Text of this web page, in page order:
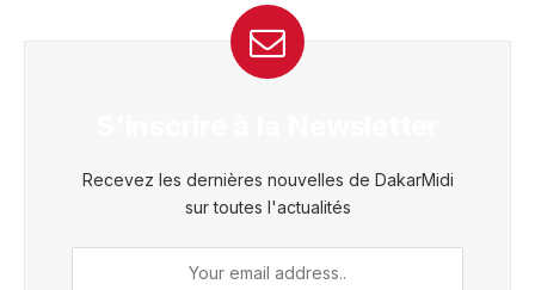
Recevez les dernières nouvelles de DakarMidi
sur toutes l'actualités